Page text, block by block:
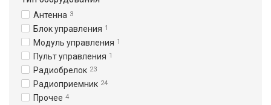
Антенна 3
Блок управления 1
Модуль управления 1
Пульт управления 1
Радиобрелок 23
Радиоприемник 24
Прочее 4